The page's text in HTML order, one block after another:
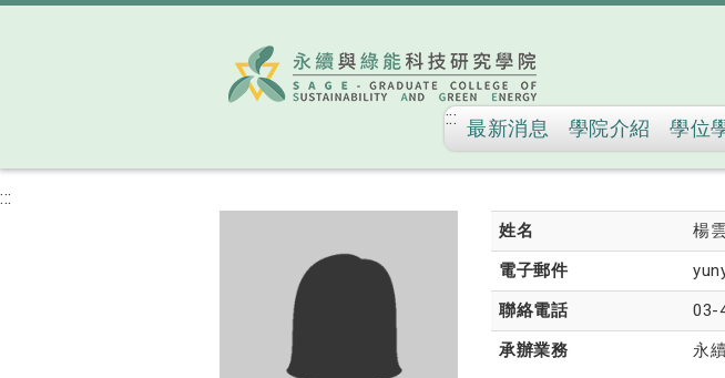
跳到
::: 最新消息 學院介紹 學位
:::
姓名
楊
電子郵件
聯絡電話
03-
承辦業務
永